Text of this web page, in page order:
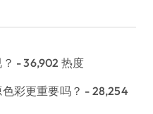
- 36,902 热度
彩更重要吗？ - 28,254